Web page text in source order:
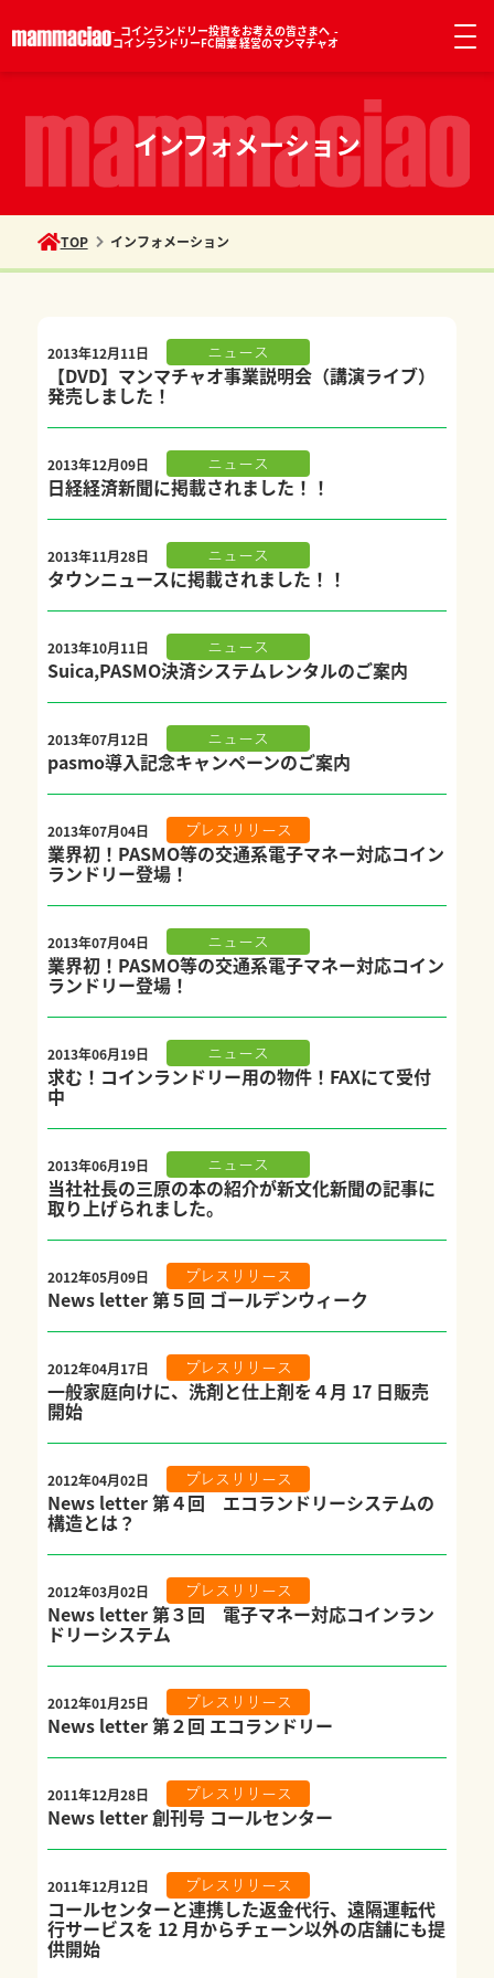
コインランドリー投資をお考えの皆さまへ
コインランドリーFC開業 経営のマンマチャオ
インフォメーション
TOP インフォメーション
2013年12月11日 ニュース
【DVD】マンマチャオ事業説明会（講演ライブ）
発売しました！
2013年12月09日 ニュース
日経経済新聞に掲載されました！！
2013年11月28日 ニュース
タウンニュースに掲載されました！！
2013年10月11日 ニュース
Suica,PASMO決済システムレンタルのご案内
2013年07月12日 ニュース
pasmo導入記念キャンペーンのご案内
2013年07月04日 プレスリリース
業界初！PASMO等の交通系電子マネー対応コイン
ランドリー登場！
2013年07月04日 ニュース
業界初！PASMO等の交通系電子マネー対応コイン
ランドリー登場！
2013年06月19日 ニュース
求む！コインランドリー用の物件！FAXにて受付
中
2013年06月19日 ニュース
当社社長の三原の本の紹介が新文化新聞の記事に
取り上げられました。
2012年05月09日 プレスリリース
News letter 第５回 ゴールデンウィーク
2012年04月17日 プレスリリース
一般家庭向けに、洗剤と仕上剤を４月 17 日販売
開始
2012年04月02日 プレスリリース
News letter 第４回 エコランドリーシステムの
構造とは？
2012年03月02日 プレスリリース
News letter 第３回 電子マネー対応コインラン
ドリーシステム
2012年01月25日 プレスリリース
News letter 第２回 エコランドリー
2011年12月28日 プレスリリース
News letter 創刊号 コールセンター
2011年12月12日 プレスリリース
コールセンターと連携した返金代行、遠隔運転代
行サービスを 12 月からチェーン以外の店舗にも提
供開始